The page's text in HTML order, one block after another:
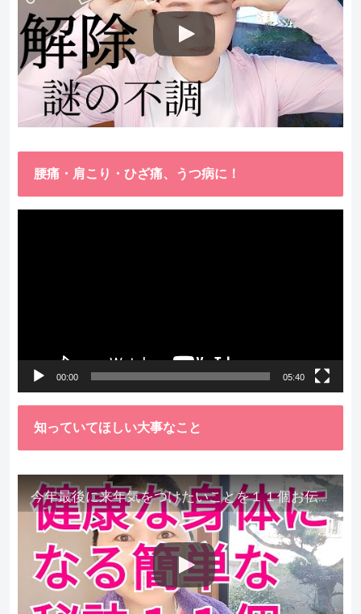
腰痛・肩こり・ひざ痛、うつ病に！
00:00 05:40
知っていてほしい大事なこと
今年最後に来年気をつけたいことを１１個お伝えします。